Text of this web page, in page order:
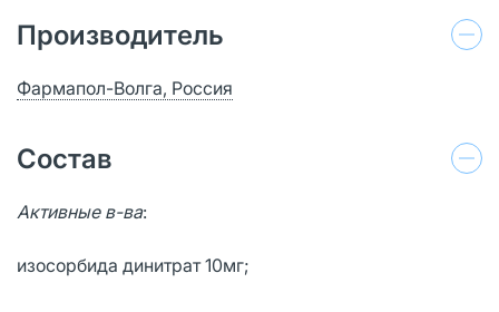
Производитель
Фармапол-Волга, Россия
Состав
Активные в-ва:
изосорбида динитрат 10мг;